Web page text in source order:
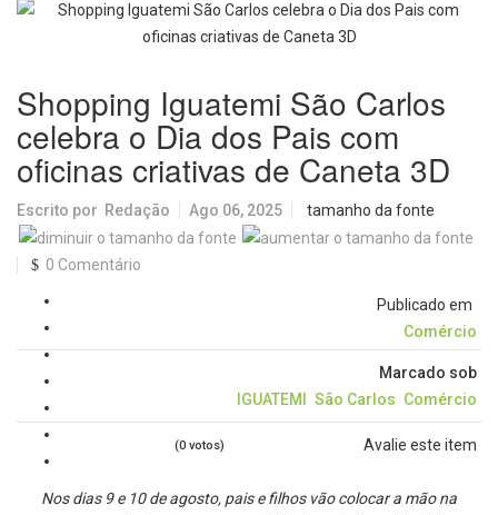
Shopping Iguatemi São Carlos
celebra o Dia dos Pais com
oficinas criativas de Caneta 3D
Escrito por Redação Ago 06, 2025 tamanho da fonte
0 Comentário
Publicado em
Comércio
Marcado sob
IGUATEMI
São Carlos Comércio
Avalie este item
(0 votos)
Nos dias 9 e 10 de agosto, pais e filhos vão colocar a mão na